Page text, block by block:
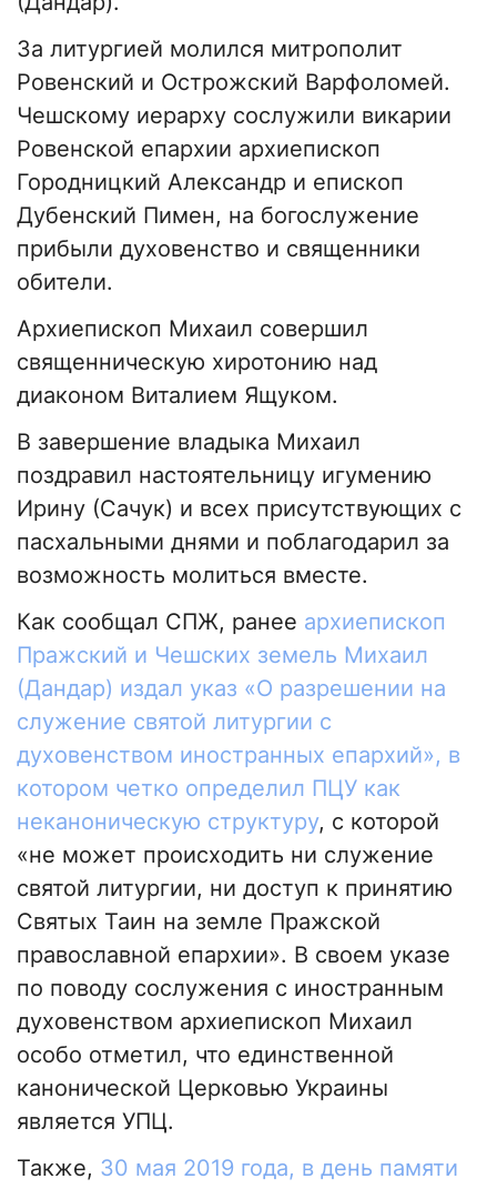
За литургией молился митрополит
Ровенский и Острожский Варфоломей.
Чешскому иерарху сослужили викарии
Ровенской епархии архиепископ
Городницкий Александр и епископ
Дубенский Пимен, на богослужение
прибыли духовенство и священники
обители.
Архиепископ Михаил совершил
священническую хиротонию над
диаконом Виталием Ящуком.
В завершение владыка Михаил
поздравил настоятельницу игумению
Ирину (Сачук) и всех присутствующих с
пасхальными днями и поблагодарил за
возможность молиться вместе.
Как сообщал СПЖ, ранее архиепископ
Пражский и Чешских земель Михаил
(Дандар) издал указ «О разрешении на
служение святой литургии с
духовенством иностранных епархий», в
котором четко определил ПЦУ как
неканоническую структуру, с которой
«не может происходить ни служение
святой литургии, ни доступ к принятию
Святых Таин на земле Пражской
православной епархии». В своем указе
по поводу сослужения с иностранным
духовенством архиепископ Михаил
особо отметил, что единственной
канонической Церковью Украины
является УПЦ.
Также, 30 мая 2019 года, в день памяти